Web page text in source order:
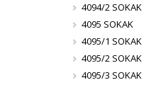
4094/2 SOKAK
4095 SOKAK
4095/1 SOKAK
4095/2 SOKAK
4095/3 SOKAK